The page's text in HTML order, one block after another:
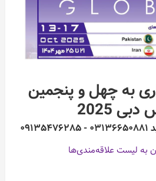
به چهل و پنجمين
2025
به لیست علاقه‌مندی‌ها